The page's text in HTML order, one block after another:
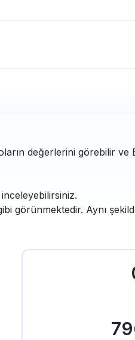
değerlerini görebilir ve
görünmektedir. Aynı